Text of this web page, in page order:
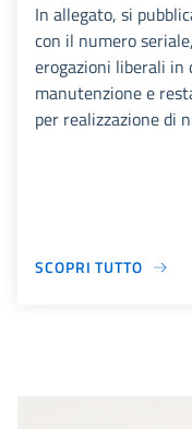
In allegato, si
con il numero
erogazioni liberali
manutenzione e
per realizzazione di
SCOPRI TUTTO